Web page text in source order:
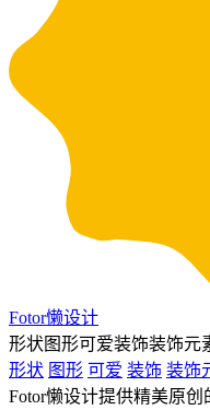
Fotor懒设计
形状图形可爱装饰装饰元
形状 图形 可爱 装饰 装饰
Fotor懒设计提供精美原